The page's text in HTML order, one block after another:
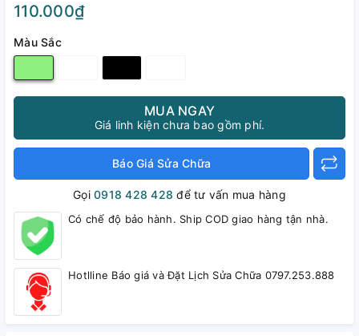
110.000₫
Màu Sắc
MUA NGAY
Giá linh kiện chưa bao gồm phí.
Báo Giá Sửa Chữa
Gọi0918 428 428 để tư vấn mua hàng
Có chế độ bảo hành. Ship COD giao hàng tận nhà.
Hotlline Báo giá và Đặt Lịch Sửa Chữa 0797.253.888